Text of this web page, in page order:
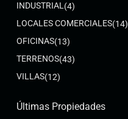
INDUSTRIAL(4)
LOCALES COMERCIALES(14)
OFICINAS(13)
TERRENOS(43)
VILLAS(12)
Últimas Propiedades